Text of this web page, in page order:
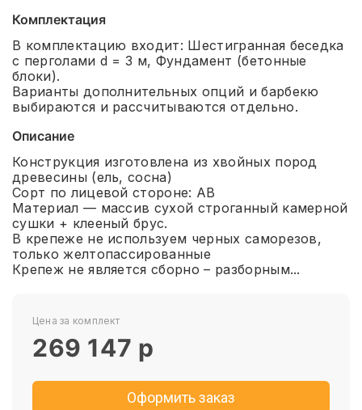
Комплектация
В комплектацию входит: Шестигранная беседка
с перголами d = 3 м, Фундамент (бетонные
блоки).
Варианты дополнительных опций и барбекю
выбираются и рассчитываются отдельно.
Описание
Конструкция изготовлена из хвойных пород
древесины (ель, сосна)
Сорт по лицевой стороне: АВ
Материал — массив сухой строганный камерной
сушки + клееный брус.
В крепеже не используем черных саморезов,
только желтопассированные
Крепеж не является сборно – разборным...
Цена за комплект
269 147 р
Оформить заказ